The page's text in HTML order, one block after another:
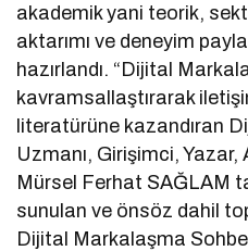
akademik yani teorik,
aktarımı ve deneyim
hazırlandı. “Dijital
kavramsallaştırarak
literatürüne kazandıran
Uzmanı, Girişimci,
Mürsel Ferhat SAĞLAM
sunulan ve önsöz dahil
Dijital Markalaşma